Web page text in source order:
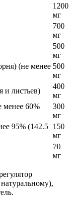
1200
мг
700
мг
500
мг
(не менее 500
мг
и листьев)
400
мг
менее 60%
300
мг
95% (142.5 150
мг
70
мг